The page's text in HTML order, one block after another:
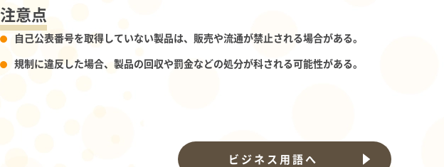
注意点
自己公表番号を取得していない製品は、販売や流通が禁止される場合がある。
規制に違反した場合、製品の回収や罰金などの処分が科される可能性がある。
ビジネス用語へ